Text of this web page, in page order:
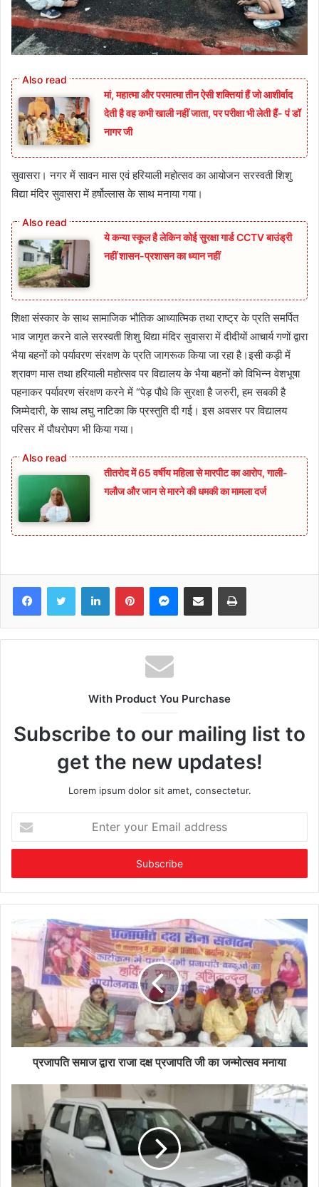
मां, महात्मा और परमात्मा तीन ऐसी शक्तियां हैं जो आशीर्वाद
देती है वह कभी खाली नहीं जाता, पर परीक्षा भी लेती हैं- पं डॉ
नागर जी
सुवासरा। नगर में सावन मास एवं हरियाली महोत्सव का आयोजन सरस्वती शिशु
विद्या मंदिर सुवासरा में हर्षोल्लास के साथ मनाया गया।
ये कन्या स्कूल है लेकिन कोई सुरक्षा गार्ड CCTV बाउंड्री
नहीं शासन-प्रशासन का ध्यान नहीं
शिक्षा संस्कार के साथ सामाजिक भौतिक आध्यात्मिक तथा राष्ट्र के प्रति समर्पित
भाव जागृत करने वाले सरस्वती शिशु विद्या मंदिर सुवासरा में दीदीयों आचार्य गणों द्वारा
भैया बहनों को पर्यावरण संरक्षण के प्रति जागरूक किया जा रहा है।इसी कड़ी में
श्रावण मास तथा हरियाली महोत्सव पर विद्यालय के भैया बहनों को विभिन्न वेशभूषा
पहनाकर पर्यावरण संरक्षण करने में “पेड़ पौधे कि सुरक्षा है जरुरी, हम सबकी है
जिम्मेदारी, के साथ लघु नाटिका कि प्रस्तुति दी गई। इस अवसर पर विद्यालय
परिसर में पौधरोपण भी किया गया।
तीतरोद में 65 वर्षीय महिला से मारपीट का आरोप, गाली-
गलौज और जान से मारने की धमकी का मामला दर्ज
FacebookTwitter LinkedInPinterestMessenger
Share via Email Print
With Product You Purchase
Subscribe to our mailing list to
get the new updates!
Lorem ipsum dolor sit amet, consectetur.
your
Email
प्रजापति समाज द्वारा राजा दक्ष प्रजापति जी का जन्मोत्सव मनाया